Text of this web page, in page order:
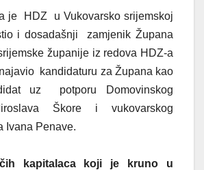
je HDZ u Vukovarsko srijemskoj
i dosadašnji zamjenik Župana
županije iz redova HDZ-a
kandidaturu za Župana kao
uz potporu Domovinskog
Škore i vukovarskog
Ivana Penave.
kapitalaca koji je kruno u